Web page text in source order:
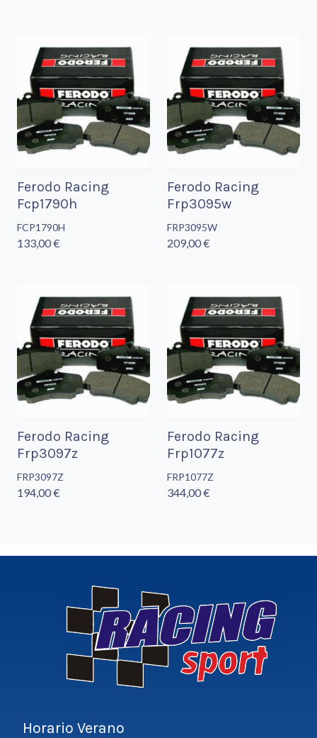
Ferodo Racing
Fcp1790h
FCP1790H
133,00 €
Ferodo Racing
Frp3095w
FRP3095W
209,00 €
Ferodo Racing
Frp3097z
FRP3097Z
194,00 €
Ferodo Racing
Frp1077z
FRP1077Z
344,00 €
Horario Verano